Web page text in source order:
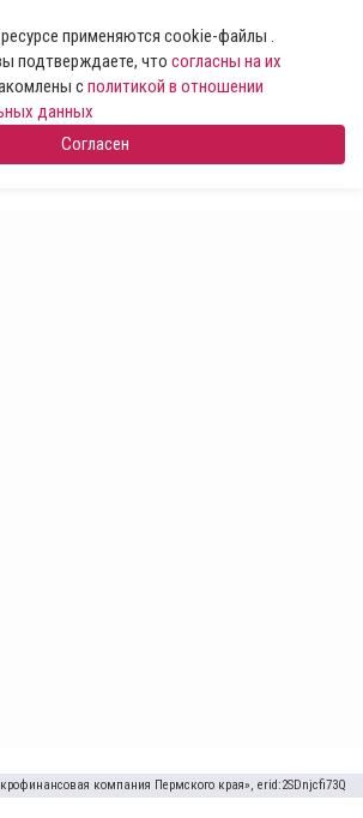
применяются cookie-файлы .
подтверждаете, что согласны на их
сполитикой в отношении
данных
Согласен
компания Пермского края», erid:2SDnjcfi73Q